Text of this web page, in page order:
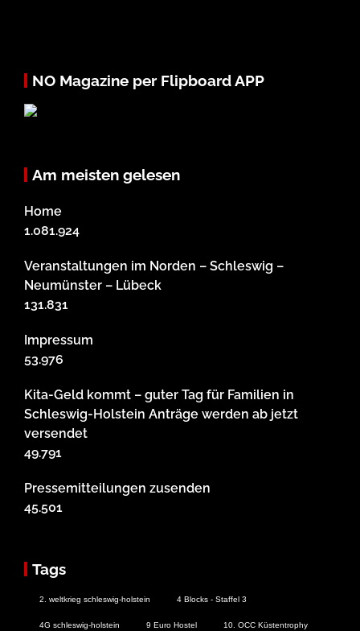
NO Magazine per Flipboard APP
Am meisten gelesen
Home
1.081.924
Veranstaltungen im Norden – Schleswig –
Neumünster – Lübeck
131.831
Impressum
53.976
Kita-Geld kommt – guter Tag für Familien in
Schleswig-Holstein Anträge werden ab jetzt
versendet
49.791
Pressemitteilungen zusenden
45.501
Tags
2. weltkrieg schleswig-holstein 4 Blocks - Staffel 3
4G schleswig-holstein 9 Euro Hostel 10. OCC Küstentrophy